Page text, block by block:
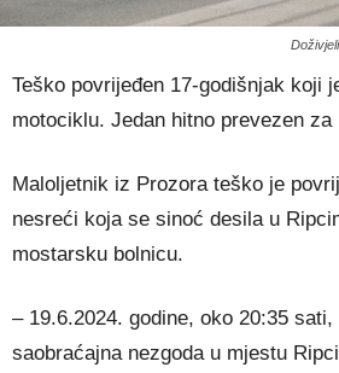
Teško povrijeđen 17-godišnjak koji
motociklu. Jedan hitno prevezen za
Maloljetnik iz Prozora teško je
nesreći koja se sinoć desila u
mostarsku bolnicu.
– 19.6.2024. godine, oko 20:35 sati,
saobraćajna nezgoda u mjestu